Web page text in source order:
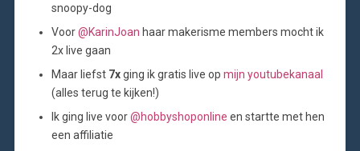
snoopy-dog
Voor@KarinJoan haar makerisme members mocht ik
2x live gaan
Maar liefst 7xging ik gratis live op mijn youtubekanaal
(alles terug te kijken!)
Ik ging live voor@hobbyshoponline en startte met hen
een affiliatie